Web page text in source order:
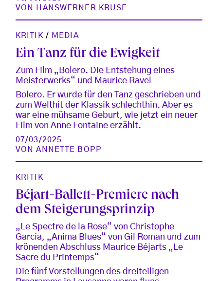
VON
HANSWERNER KRUSE
KRITIK / MEDIA
Ein Tanz für die Ewigkeit
Zum Film „Bolero. Die Entstehung eines
Meisterwerks“ und Maurice Ravel
Bolero. Er wurde für den Tanz geschrieben und
zum Welthit der Klassik schlechthin. Aber es
war eine mühsame Geburt, wie jetzt ein neuer
Film von Anne Fontaine erzählt.
07/03/2025
VONANNETTE BOPP
KRITIK
Béjart-Ballett-Premiere nach
dem Steigerungsprinzip
„Le Spectre de la Rose“ von Christophe
Garcia, „Anima Blues“ von Gil Roman und zum
krönenden Abschluss Maurice Béjarts „Le
Sacre du Printemps“
Die fünf Vorstellungen des dreiteiligen